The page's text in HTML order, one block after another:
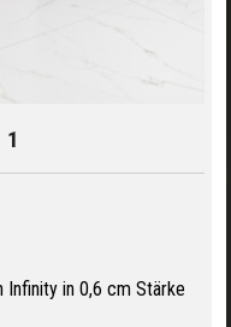
1
Infinity in 0,6 cm Stärke